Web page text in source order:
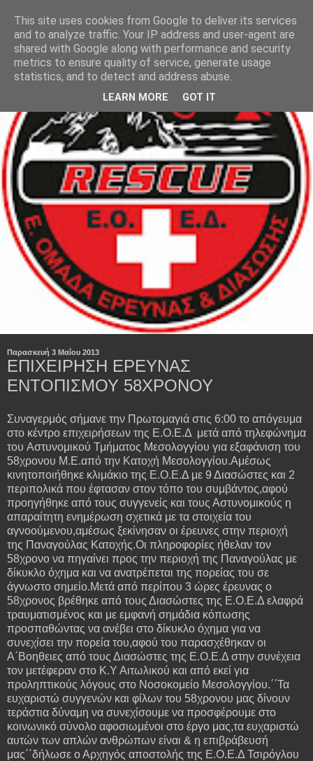
Παρασκευή 3 Μαΐου 2013
ΕΠΙΧΕΙΡΗΣΗ ΕΡΕΥΝΑΣ
ΕΝΤΟΠΙΣΜΟΥ 58ΧΡΟΝΟΥ
Συναγερμός σήμανε την Πρωτομαγιά στις 6:00 το απόγευμα
στο κέντρο επιχειρήσεων της Ε.Ο.Ε.Δ μετά από τηλεφώνημα
του Αστυνομικού Τμήματος Μεσολογγίου για εξαφάνιση του
58χρονου Μ.Ε.από την Κατοχή Μεσολογγίου.Αμέσως
κινητοποιήθηκε κλιμάκιο της Ε.Ο.Ε.Δ με 9 Διασώστες και 2
περιπολικά που έφτασαν στον τόπο του συμβάντος,αφού
προηγήθηκε από τους συγγενείς και τους Αστυνομικούς η
απαραίτητη ενημέρωση σχετικά με τα στοιχεία του
αγνοούμενου,αμέσως ξεκίνησαν οι έρευνες στην περιοχή
της Παναγούλας Κατοχής.Οι πληροφορίες ήθελαν τον
58χρονο να πηγαίνει προς την περιοχή της Παναγούλας με
δίκυκλο όχημα και να ανατρέπεται της πορείας του σε
άγνωστο σημείο.Μετά από περίπου 3 ώρες έρευνας ο
58χρονος βρέθηκε από τους Διασώστες της Ε.Ο.Ε.Δ ελαφρά
τραυματισμένος και με εμφανή σημάδια κόπωσης
προσπαθώντας να ανέβει στο δίκυκλο όχημα για να
συνεχίσει την πορεία του,αφού του παρασχέθηκαν οι
Α΄Βοηθειες από τους Διασώστες της Ε.Ο.Ε.Δ στην συνέχεια
τον μετέφεραν στο Κ.Υ Αιτωλικού και από εκεί για
προληπτικούς λόγους στο Νοσοκομείο Μεσολογγίου.΄΄Τα
ευχαριστώ συγγενών και φίλων του 58χρονου μας δίνουν
τεράστια δύναμη να συνεχίσουμε να προσφέρουμε στο
κοινωνικό σύνολο αφοσιωμένοι στο έργο μας,τα ευχαριστώ
αυτών των απλών ανθρώπων είναι & η επιβράβευσή
μας΄΄δήλωσε ο Αρχηγός αποστολής της Ε.Ο.Ε.Δ Τσιρόγλου
This site uses cookies from Google to deliver its services
and to analyze traffic. Your IP address and user-agent are
shared with Google along with performance and security
metrics to ensure quality of service, generate usage
statistics, and to detect and address abuse.
LEARN MORE GOT IT